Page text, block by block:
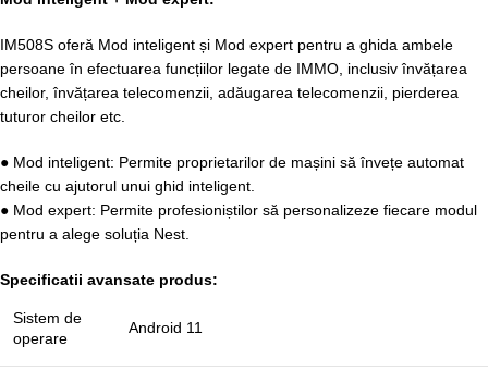
IM508S oferă Mod inteligent și Mod expert pentru a ghida ambele
persoane în efectuarea funcțiilor legate de IMMO, inclusiv învățarea
cheilor, învățarea telecomenzii, adăugarea telecomenzii, pierderea
tuturor cheilor etc.
● Mod inteligent: Permite proprietarilor de mașini să învețe automat
cheile cu ajutorul unui ghid inteligent.
● Mod expert: Permite profesioniștilor să personalizeze fiecare modul
pentru a alege soluția Nest.
Specificatii avansate produs:
Sistem de
operare
Android 11